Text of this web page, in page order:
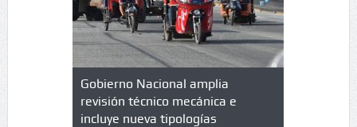
de
en
Gobierno Nacional amplia
revisión técnico mecánica e
incluye nueva tipologías
Qué es
cuáles